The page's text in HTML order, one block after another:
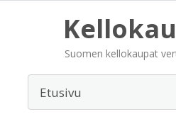
Suomen kellokaupat